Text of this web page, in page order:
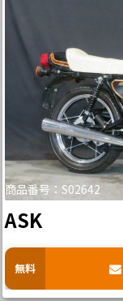
商品番号：S02642
ASK
無料